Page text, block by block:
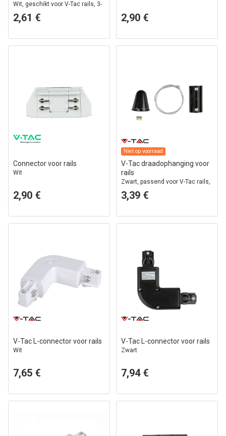
Wit, geschikt voor V-Tac rails, 3-
fase
2,61 € 2,90 €
Connector voor rails
Wit
2,90 €
Niet op voorraad
V-Tac draadophanging voor
rails
Zwart, passend voor V-Tac rails,
3-fase
3,39 €
V-Tac L-connector voor rails
Wit
7,65 €
V-Tac L-connector voor rails
Zwart
7,94 €